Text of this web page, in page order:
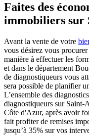
Faites des
immobiliers sur
Avant la vente de votre
vous désirez vous
manière à effectuer les
et dans le département
de diagnostiqueurs vous
sera possible de planifier
L’ensemble des
diagnostiqueurs sur
Côte d'Azur, après avoir
fait profiter de remises
jusqu’à 35% sur vos